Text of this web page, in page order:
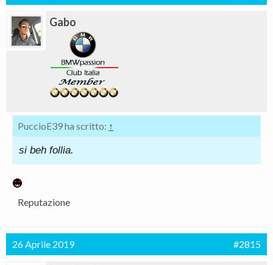
Gabo
PuccioE39 ha scritto: ↑
si beh follia.
Reputazione
26 Aprile 2019 #2815